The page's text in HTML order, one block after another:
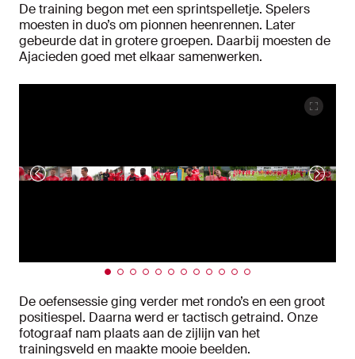
De training begon met een sprintspelletje. Spelers
moesten in duo’s om pionnen heenrennen. Later
gebeurde dat in grotere groepen. Daarbij moesten de
Ajacieden goed met elkaar samenwerken.
De oefensessie ging verder met rondo’s en een groot
positiespel. Daarna werd er tactisch getraind. Onze
fotograaf nam plaats aan de zijlijn van het
trainingsveld en maakte mooie beelden.